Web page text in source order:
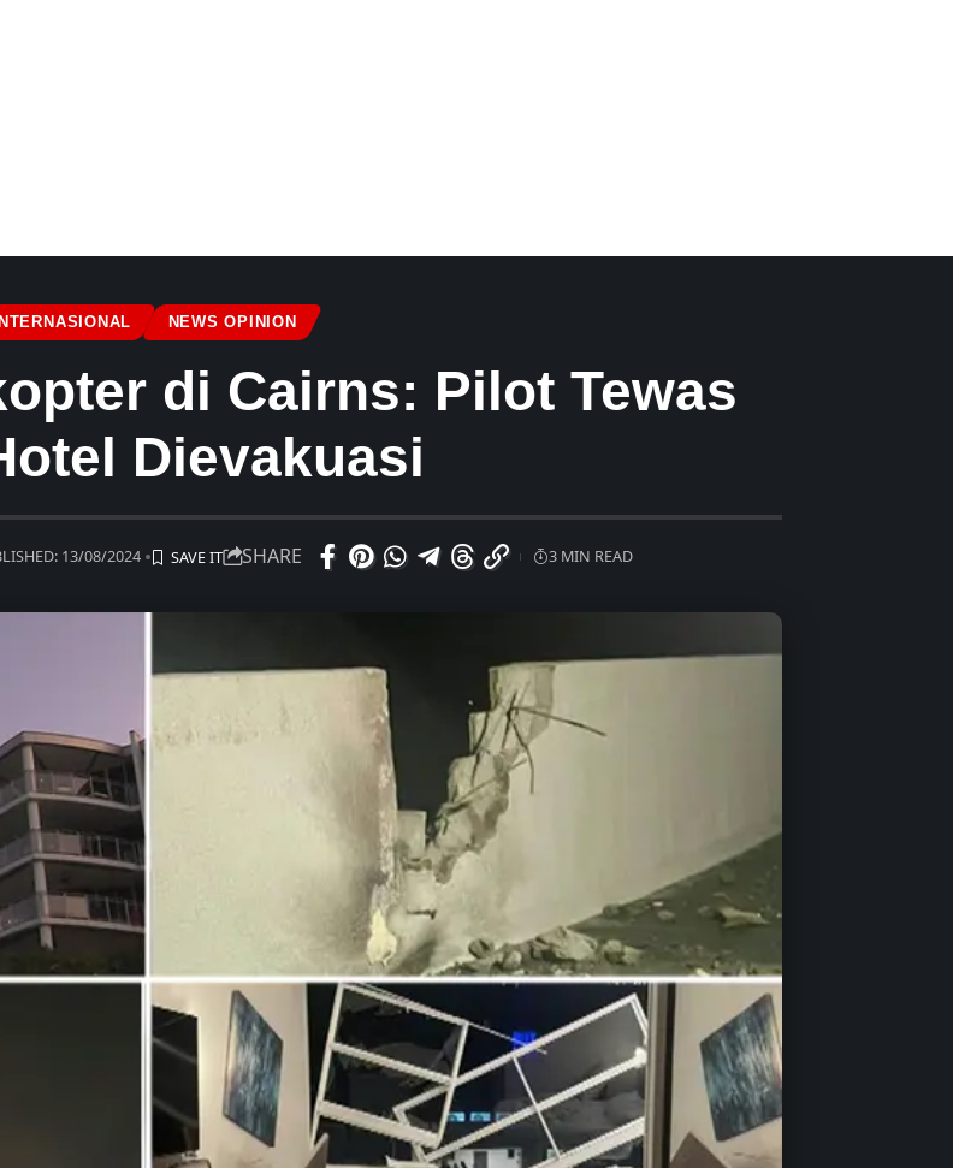
INTERNASIONAL NEWS OPINION
di Cairns: Pilot Tewas
Dievakuasi
13/08/2024 SHARE 3 MIN READ